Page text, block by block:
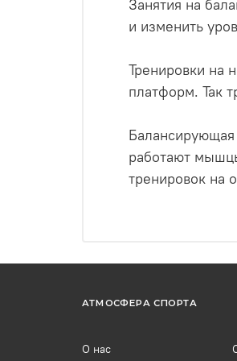
Занятия на
и изменить
Тренировки на
платформ. Так
работают
тренировок на
АТМОСФЕРА СПОРТА
О нас